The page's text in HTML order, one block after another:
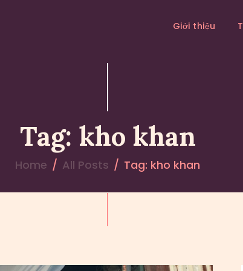
Giới thiệu
Tag: kho khan
Home All Posts Tag: kho khan